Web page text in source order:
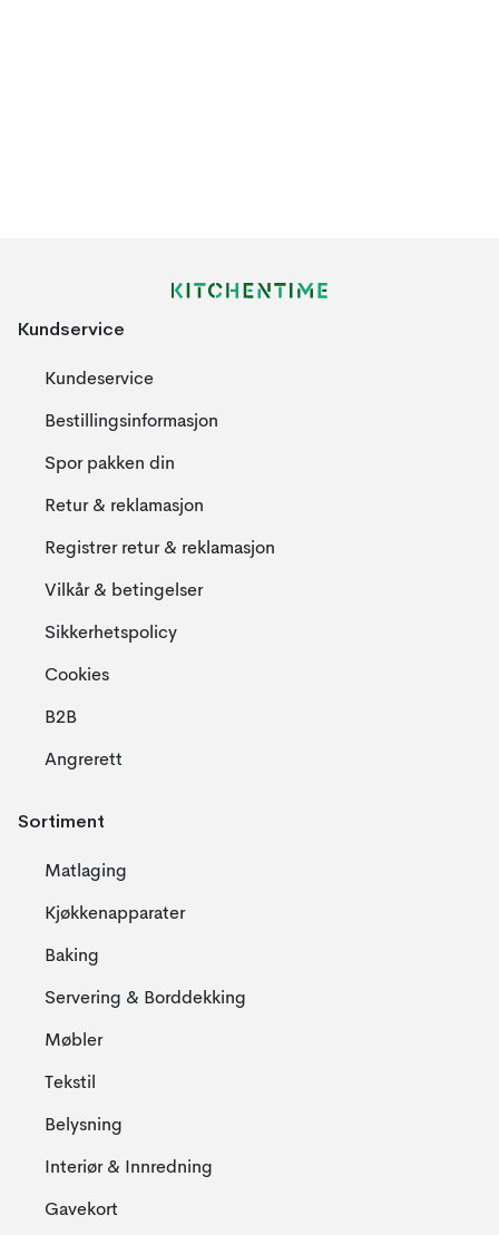
Kundservice
Kundeservice
Bestillingsinformasjon
Spor pakken din
Retur & reklamasjon
Registrer retur & reklamasjon
Vilkår & betingelser
Sikkerhetspolicy
Cookies
B2B
Angrerett
Sortiment
Matlaging
Kjøkkenapparater
Baking
Servering & Borddekking
Møbler
Tekstil
Belysning
Interiør & Innredning
Gavekort